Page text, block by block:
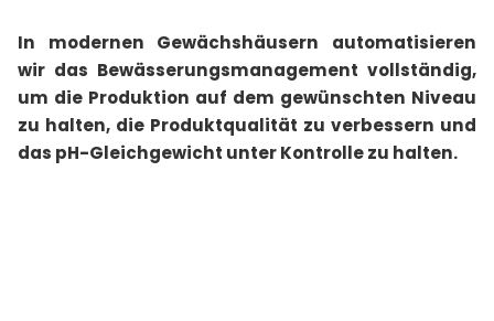
In modernen Gewächshäusern automatisieren
wir das Bewässerungsmanagement vollständig,
um die Produktion auf dem gewünschten Niveau
zu halten, die Produktqualität zu verbessern und
das pH-Gleichgewicht unter Kontrolle zu halten.